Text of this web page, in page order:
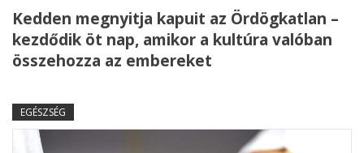
Kedden megnyitja kapuit az Ördögkatlan –
kezdődik öt nap, amikor a kultúra valóban
összehozza az embereket
EGÉSZSÉG